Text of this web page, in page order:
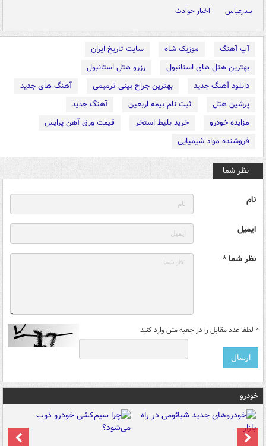
بندرعباس
اخبار حوادث
آپ آهنگ موزیک شاه
سایت تاریخ ایران
بهترین هتل های استانبول
رزرو هتل استانبول
دانلود آهنگ جدید
بهترین جراح بینی ترمیمی
آهنگ های جدید
پرشین هتل
ثبت نام بیمه اربعین
آهنگ جدید
مزایده خودرو
خرید بلیط استخر
قیمت ورق آهن پرایس
فروشنده مواد شیمیایی
نظر شما
نام
ایمیل
نظر شما *
* لطفا عدد مقابل را در جعبه متن وارد کنید
خودرو